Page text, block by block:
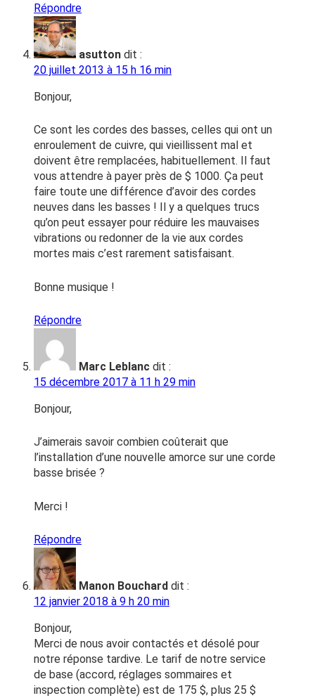
Répondre
asutton dit :
20 juillet 2013 à 15 h 16 min
Bonjour,
Ce sont les cordes des basses, celles qui ont un
enroulement de cuivre, qui vieillissent mal et
doivent être remplacées, habituellement. Il faut
vous attendre à payer près de $ 1000. Ça peut
faire toute une différence d’avoir des cordes
neuves dans les basses ! Il y a quelques trucs
qu’on peut essayer pour réduire les mauvaises
vibrations ou redonner de la vie aux cordes
mortes mais c’est rarement satisfaisant.
Bonne musique !
Répondre
Marc Leblanc dit :
15 décembre 2017 à 11 h 29 min
Bonjour,
J’aimerais savoir combien coûterait que
l’installation d’une nouvelle amorce sur une corde
basse brisée ?
Merci !
Répondre
Manon Bouchard dit :
12 janvier 2018 à 9 h 20 min
Bonjour,
Merci de nous avoir contactés et désolé pour
notre réponse tardive. Le tarif de notre service
de base (accord, réglages sommaires et
inspection complète) est de 175 $, plus 25 $